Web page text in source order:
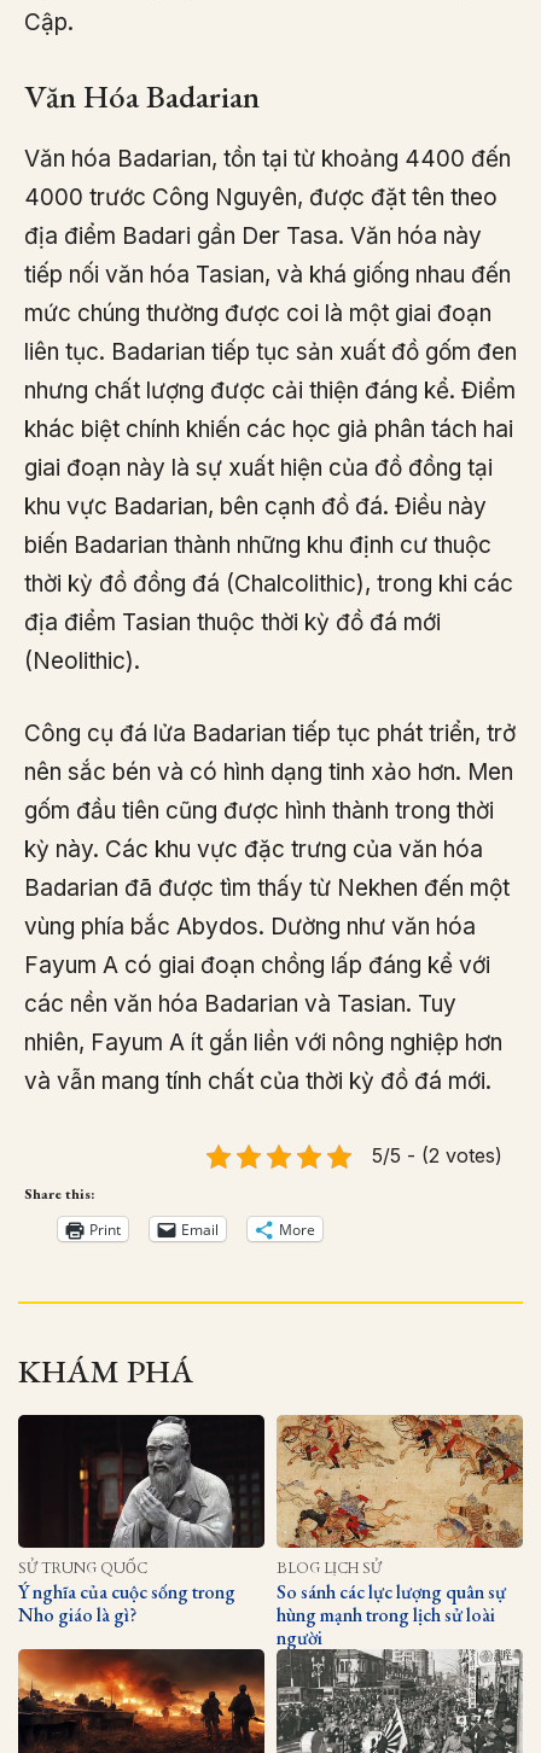
Cập.
Văn Hóa Badarian
Văn hóa Badarian, tồn tại từ khoảng 4400 đến
4000 trước Công Nguyên, được đặt tên theo
địa điểm Badari gần Der Tasa. Văn hóa này
tiếp nối văn hóa Tasian, và khá giống nhau đến
mức chúng thường được coi là một giai đoạn
liên tục. Badarian tiếp tục sản xuất đồ gốm đen
nhưng chất lượng được cải thiện đáng kể. Điểm
khác biệt chính khiến các học giả phân tách hai
giai đoạn này là sự xuất hiện của đồ đồng tại
khu vực Badarian, bên cạnh đồ đá. Điều này
biến Badarian thành những khu định cư thuộc
thời kỳ đồ đồng đá (Chalcolithic), trong khi các
địa điểm Tasian thuộc thời kỳ đồ đá mới
(Neolithic).
Công cụ đá lửa Badarian tiếp tục phát triển, trở
nên sắc bén và có hình dạng tinh xảo hơn. Men
gốm đầu tiên cũng được hình thành trong thời
kỳ này. Các khu vực đặc trưng của văn hóa
Badarian đã được tìm thấy từ Nekhen đến một
vùng phía bắc Abydos. Dường như văn hóa
Fayum A có giai đoạn chồng lấp đáng kể với
các nền văn hóa Badarian và Tasian. Tuy
nhiên, Fayum A ít gắn liền với nông nghiệp hơn
và vẫn mang tính chất của thời kỳ đồ đá mới.
5/5 - (2 votes)
Share this:
Print Email More
KHÁM PHÁ
SỬ TRUNG QUỐC
Ý nghĩa của cuộc sống trong
Nho giáo là gì?
BLOG LỊCH SỬ
So sánh các lực lượng quân sự
hùng mạnh trong lịch sử loài
người